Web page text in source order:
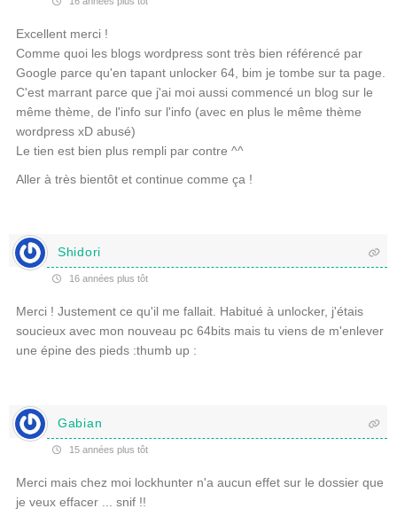
Excellent merci !
Comme quoi les blogs wordpress sont très bien référencé par
Google parce qu'en tapant unlocker 64, bim je tombe sur ta page.
C'est marrant parce que j'ai moi aussi commencé un blog sur le
même thème, de l'info sur l'info (avec en plus le même thème
wordpress xD abusé)
Le tien est bien plus rempli par contre ^^
Aller à très bientôt et continue comme ça !
Shidori
16 années plus tôt
Merci ! Justement ce qu'il me fallait. Habitué à unlocker, j'étais
soucieux avec mon nouveau pc 64bits mais tu viens de m'enlever
une épine des pieds :thumb up :
Gabian
15 années plus tôt
Merci mais chez moi lockhunter n'a aucun effet sur le dossier que
je veux effacer ... snif !!